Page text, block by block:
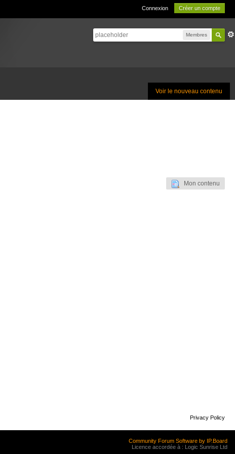
Connexion Créer un compte
Membres
Voir le nouveau contenu
Mon contenu
Privacy Policy
Community Forum Software by IP.Board
Licence accordée à : Logic Sunrise Ltd